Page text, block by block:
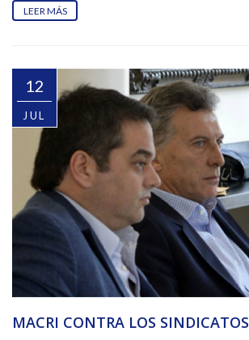
LEER MÁS
12
JUL
MACRI CONTRA LOS SINDICATOS